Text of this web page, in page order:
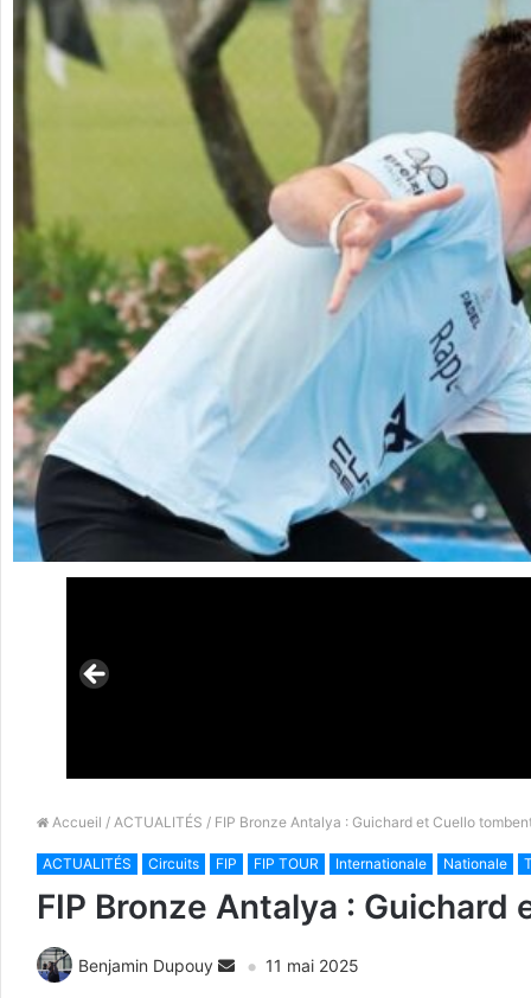
Accueil / ACTUALITÉS / FIP Bronze Antalya : Guichard et Cuello
ACTUALITÉS Circuits FIP FIP TOUR Internationale Nationale
FIP Bronze Antalya :
Benjamin Dupouy 11 mai 2025